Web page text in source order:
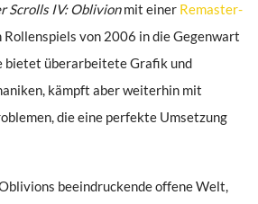
Scrolls IV: Oblivionmit einer Remaster-
Rollenspiels von 2006 in die Gegenwart
bietet überarbeitete Grafik und
kämpft aber weiterhin mit
die eine perfekte Umsetzung
beeindruckende offene Welt,